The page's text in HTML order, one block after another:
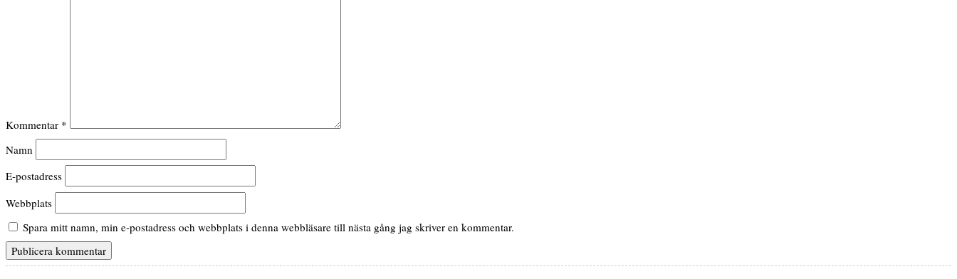
Kommentar *
Namn
E-postadress
Webbplats
Spara mitt namn, min e-postadress och webbplats i denna webbläsare till nästa gång jag skriver en kommentar.